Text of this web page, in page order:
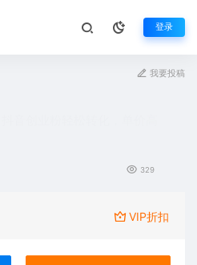
登录
我要投稿
329
VIP折扣